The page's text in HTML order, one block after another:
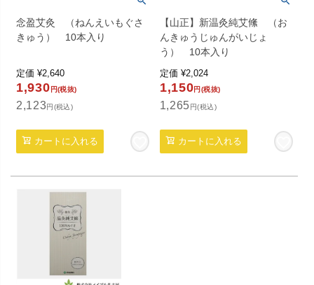
念盈艾灸 （ねんえいもぐさ
きゅう） 10本入り
定価 ¥2,640
1,930 円(税抜)
2,123円(税込)
カートに入れる
【山正】新温灸純艾絛 （お
んきゅうじゅんがいじょ
う） 10本入り
定価 ¥2,024
1,150円(税抜)
1,265円(税込)
カートに入れる